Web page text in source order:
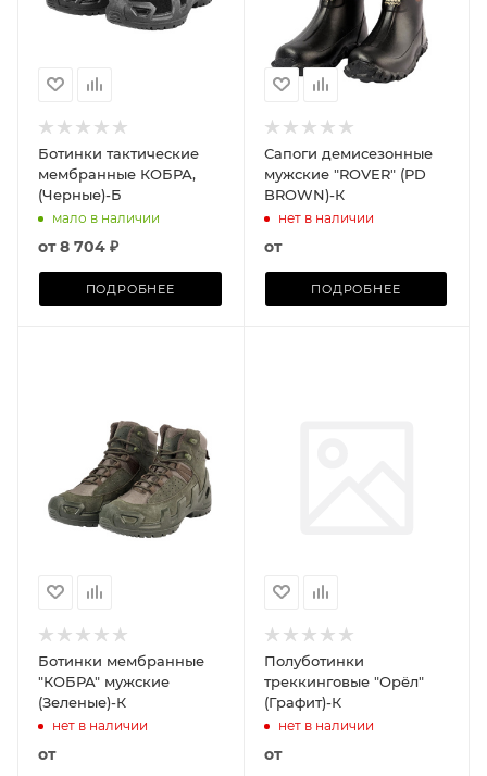
Ботинки тактические
мембранные КОБРА,
(Черные)-Б
мало в наличии
от8 704 ₽
ПОДРОБНЕЕ
Сапоги демисезонные
мужские "ROVER" (PD
BROWN)-К
нет в наличии
от
ПОДРОБНЕЕ
Ботинки мембранные
"КОБРА" мужские
(Зеленые)-К
нет в наличии
от
Полуботинки
треккинговые "Орёл"
(Графит)-К
нет в наличии
от